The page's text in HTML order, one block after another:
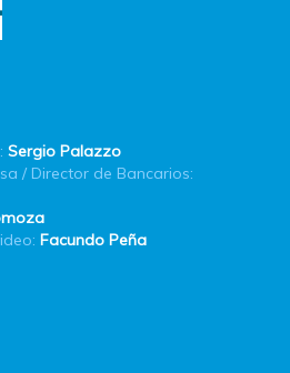
Sergio Palazzo
/ Director de Bancarios:
Facundo Peña